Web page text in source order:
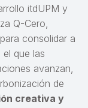
itdUPM y
Q-Cero,
consolidar a
que las
avanzan,
de
creativa y